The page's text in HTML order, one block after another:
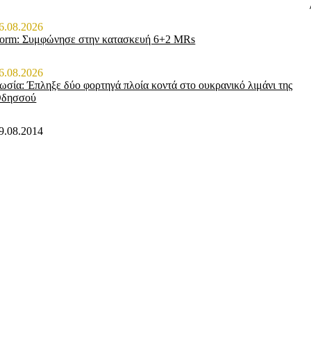
Συμφώνησε στην κατασκευή 6+2 MRs
Έπληξε δύο φορτηγά πλοία κοντά στο ουκρανικό λιμάνι της